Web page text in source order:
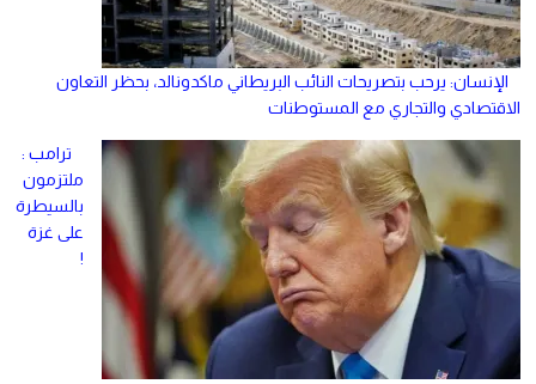
الإنسان: يرحب بتصريحات النائب البريطاني ماكدونالد، بحظر التعاون
الاقتصادي والتجاري مع المستوطنات
ترامب :
ملتزمون
بالسيطرة
على غزة
!